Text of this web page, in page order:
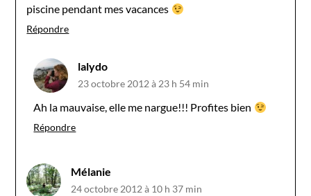
piscine pendant mes vacances
Répondre
lalydo
23 octobre 2012 à 23 h 54 min
Ah la mauvaise, elle me nargue!!! Profites bien
Répondre
Mélanie
24 octobre 2012 à 10 h 37 min